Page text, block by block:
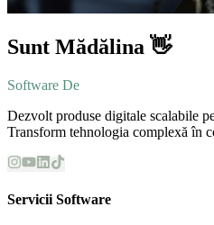
Sunt Mădălina 👋
Software Developer
Dezvolt produse digitale scalabile
Transform tehnologia complexă în
Servicii Software